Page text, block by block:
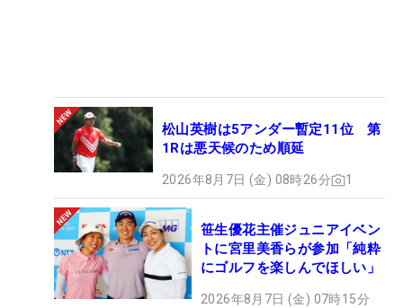
松山英樹は5アンダー暫定11位 第
1Rは悪天候のため順延
2026年8月7日 (金) 08時26分 1
笹生優花主催ジュニアイベン
トに宮里美香らが参加「純粋
にゴルフを楽しんでほしい」
2026年8月7日 (金) 07時15分